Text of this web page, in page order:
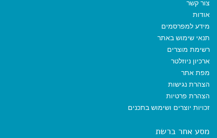
צור קשר
אודות
מידע למפרסמים
תנאי שימוש באתר
רשימת מוצרים
ארכיון ניוזלטר
מפת אתר
הצהרת נגישות
הצהרת פרטיות
זכויות יוצרים ושימוש בתכנים
מסע אחר ברשת